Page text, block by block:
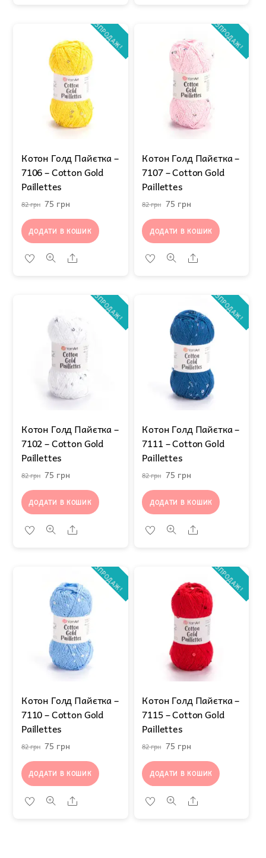
РОЗПРОДАЖ!
Котон Голд Пайєтка –
7106 – Cotton Gold
Paillettes
82грн Оригінальна
ціна:
82 грн.
75 грн
ціна:
75 грн.
ДОДАТИ В КОШИК
Share
РОЗПРОДАЖ!
Котон Голд Пайєтка –
7107 – Cotton Gold
Paillettes
82грн Оригінальна
ціна:
82 грн.
75 грнПоточна
ціна:
75 грн.
ДОДАТИ В КОШИК
Share
РОЗПРОДАЖ!
Котон Голд Пайєтка –
7102 – Cotton Gold
Paillettes
82грн Оригінальна
ціна:
82 грн.
75 грн
ціна:
75 грн.
ДОДАТИ В КОШИК
Share
РОЗПРОДАЖ!
Котон Голд Пайєтка –
7111 – Cotton Gold
Paillettes
82грн Оригінальна
ціна:
82 грн.
75 грнПоточна
ціна:
75 грн.
ДОДАТИ В КОШИК
Share
РОЗПРОДАЖ!
Котон Голд Пайєтка –
7110 – Cotton Gold
Paillettes
82грн Оригінальна
ціна:
82 грн.
75 грн
ціна:
75 грн.
ДОДАТИ В КОШИК
Share
РОЗПРОДАЖ!
Котон Голд Пайєтка –
7115 – Cotton Gold
Paillettes
82грн Оригінальна
ціна:
82 грн.
75 грнПоточна
ціна:
75 грн.
ДОДАТИ В КОШИК
Share